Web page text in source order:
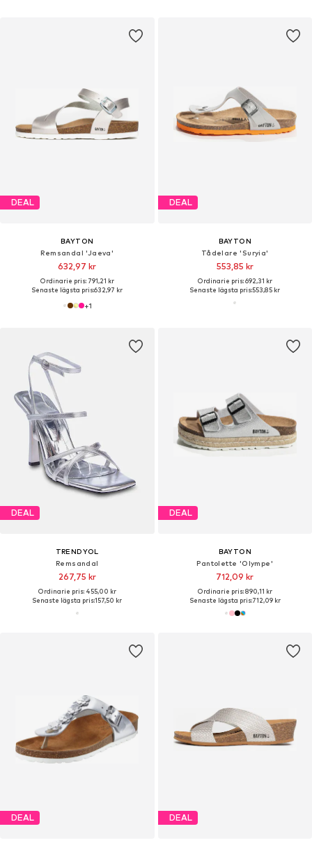
DEAL
BAYTON
Remsandal 'Jaeva'
632,97 kr
Ordinarie pris: 791,21 kr
Senaste lägsta pris:632,97 kr
+1
DEAL
BAYTON
Tådelare 'Suryia'
553,85 kr
Ordinarie pris: 692,31 kr
Senaste lägsta pris:553,85 kr
DEAL
TRENDYOL
Remsandal
267,75 kr
Ordinarie pris: 455,00 kr
Senaste lägsta pris:157,50 kr
DEAL
BAYTON
Pantolette 'Olympe'
712,09 kr
Ordinarie pris: 890,11 kr
Senaste lägsta pris:712,09 kr
DEAL DEAL